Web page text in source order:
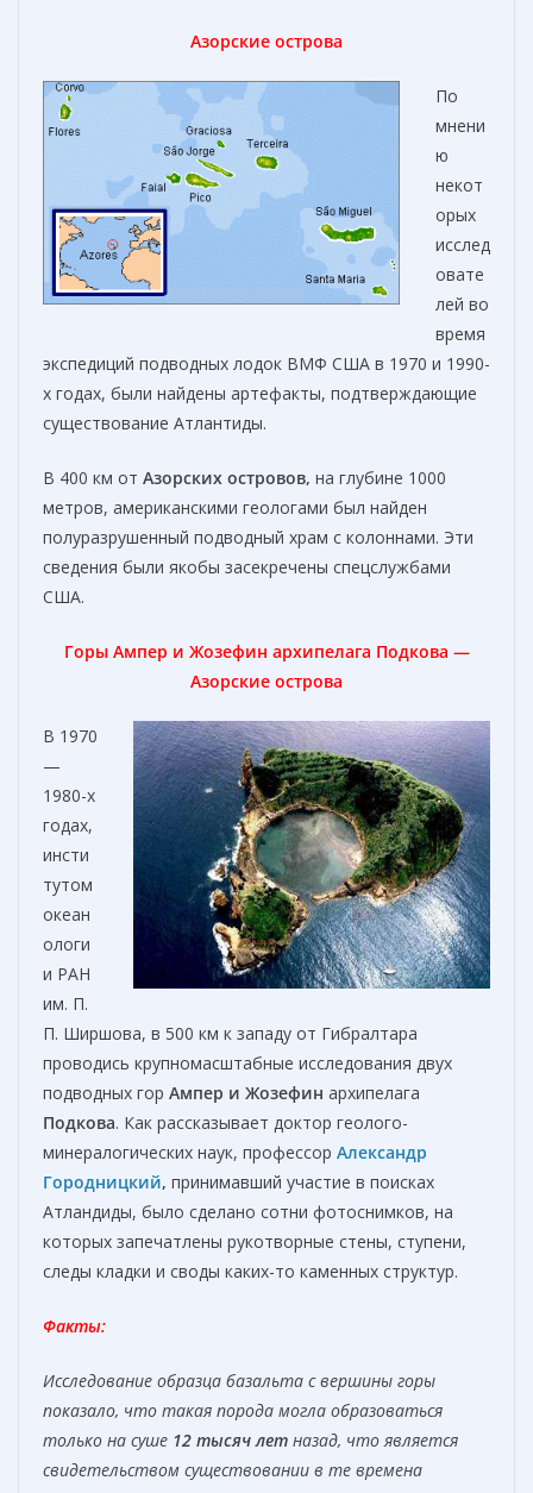
Азорские острова
По
мнени
ю
некот
орых
исслед
овате
лей во
время
экспедиций подводных лодок ВМФ США в 1970 и 1990-
х годах, были найдены артефакты, подтверждающие
существование Атлантиды.
В 400 км от Азорских островов, на глубине 1000
метров, американскими геологами был найден
полуразрушенный подводный храм с колоннами. Эти
сведения были якобы засекречены спецслужбами
США.
Горы Ампер и Жозефин архипелага Подкова —
Азорские острова
В 1970
—
1980-х
годах,
инсти
тутом
океан
ологи
и РАН
им. П.
П. Ширшова, в 500 км к западу от Гибралтара
проводись крупномасштабные исследования двух
подводных гор Ампер и Жозефин архипелага
Подкова. Как рассказывает доктор геолого-
минералогических наук, профессор Александр
Городницкий, принимавший участие в поисках
Атландиды, было сделано сотни фотоснимков, на
которых запечатлены рукотворные стены, ступени,
следы кладки и своды каких-то каменных структур.
Факты:
Исследование образца базальта с вершины горы
показало, что такая порода могла образоваться
только на суше 12 тысяч лет назад, что является
свидетельством существовании в те времена